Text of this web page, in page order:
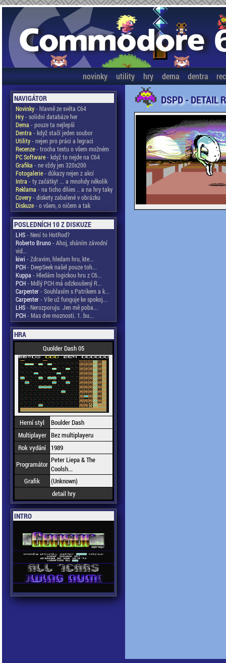
novinky utility hry dema dentra
NAVIGÁTOR
Novinky- hlavně ze světa C64
Hry- solidní databáze her
Dema - pouze ta nejlepší
Dentra - když stačí jeden soubor
Utility- nejen pro práci a legraci
Recenze- trocha textu o všem možném
PC Software- když to nejde na C64
Grafika - ne vždy jen 320x200
Fotogalerie- důkazy nejen z akcí
Intra - ty začátky! ... a mnohdy několik
Reklama - na ticho dňies .. a na hry taky
Covery- diskety zabalené v obrázku
Diskuze- o všem, o ničem a tak
POSLEDNÍCH 10 Z DISKUZE
LHS- Není to HotRod?
Roberto Bruno- Ahoj, sháním závodní
vid...
kiwi - Zdravim, hledam hru, kte...
PCH- DeepSeek našel pouze toh...
Kuppa - Hledám logickou hru z C6...
PCH- Mdlý PCH má odzkoušený R...
Carpenter- Souhlasím s Patrikem a k...
Carpenter- Vše už funguje ke spokoj...
LHS- Nerozporuju. Jen mě poba...
PCH- Mas dve moznosti. 1. bu...
HRA
Quolder Dash 05
Herní styl
Boulder Dash
Multiplayer Bez multiplayeru
Rok vydání
1989
Programátor Peter Liepa & The
Coolsh...
Grafik
(Unknown)
detail hry
INTRO
DSPD - DETAIL